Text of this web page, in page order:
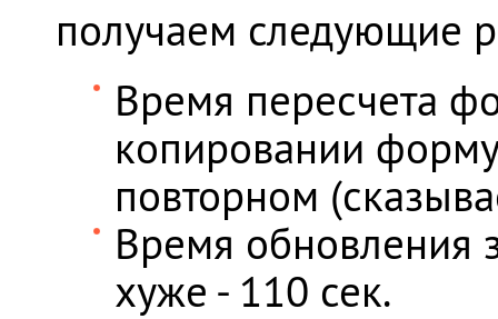
получаем следующие
Время пересчета
копировании
повторном
Время обновления
хуже - 110 сек.